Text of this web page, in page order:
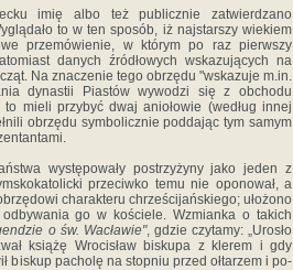
imię albo też publicz­nie zatwierdzano
to w ten sposób, iż najstarszy wiekiem
przemówienie, w którym po raz pierwszy
danych źródłowych wskazujących na
Na znaczenie tego obrzę­du "wskazuje m.in.
dynastii Piastów wywodzi się z obchodu
mie­li przybyć dwaj aniołowie (według innej
obrzędu symbolicznie poddając tym samym
występowały postrzyżyny jako jeden z
przeciwko temu nie oponował, a
charakteru chrześcijańskiego; ułożo­no
go w kościele. Wzmianka o takich
o św. Wacła­wie", gdzie czytamy: „Urosło
książę Wrocisław biskupa z kle­rem i gdy
biskup pacholę na stopniu przed ołtarzem i po­